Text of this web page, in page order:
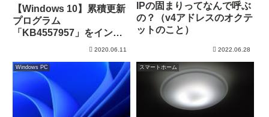
【Windows 10】累積更新
プログラム
「KB4557957」をインス
2020.06.11
IPの固まりってなんで呼ぶ
の？（v4アドレスのオクテ
ットのこと）
2022.06.28
Windows PC スマートホーム